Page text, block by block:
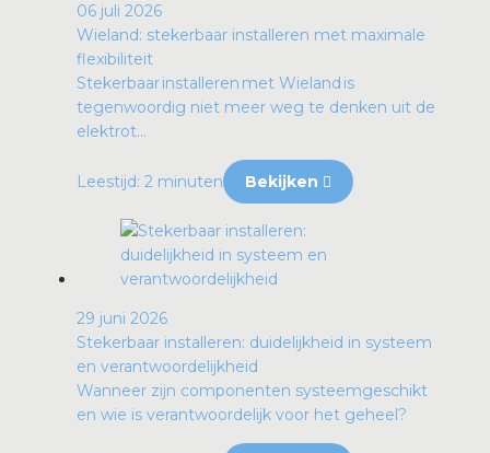
06 juli 2026
Wieland: stekerbaar installeren met maximale
flexibiliteit
Stekerbaar installeren met Wieland is
tegenwoordig niet meer weg te denken uit de
elektrot...
Leestijd: 2 minuten Bekijken
29 juni 2026
Stekerbaar installeren: duidelijkheid in systeem
en verantwoordelijkheid
Wanneer zijn componenten systeemgeschikt
en wie is verantwoordelijk voor het geheel?